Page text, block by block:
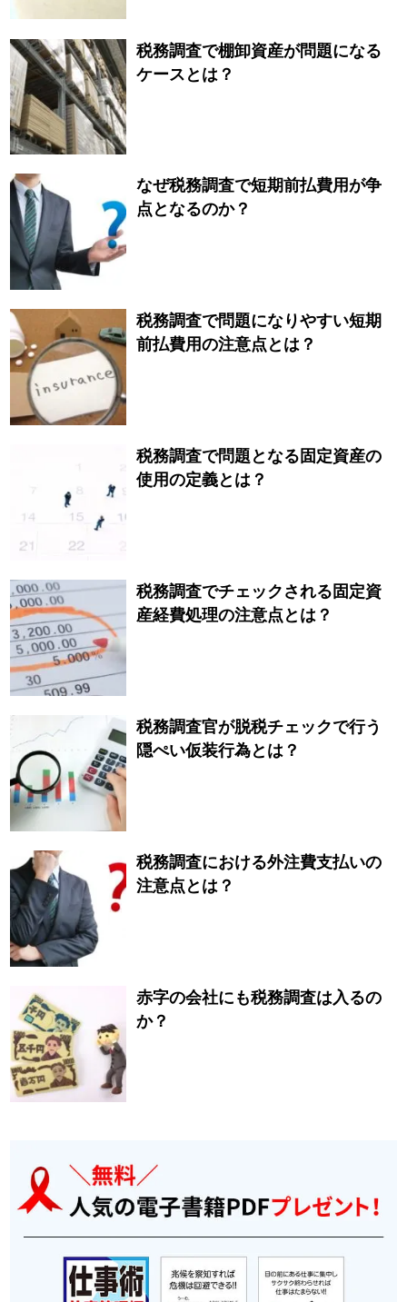
税務調査で棚卸資産が問題になる
ケースとは？
なぜ税務調査で短期前払費用が争
点となるのか？
税務調査で問題になりやすい短期
前払費用の注意点とは？
税務調査で問題となる固定資産の
使用の定義とは？
税務調査でチェックされる固定資
産経費処理の注意点とは？
税務調査官が脱税チェックで行う
隠ぺい仮装行為とは？
税務調査における外注費支払いの
注意点とは？
赤字の会社にも税務調査は入るの
か？